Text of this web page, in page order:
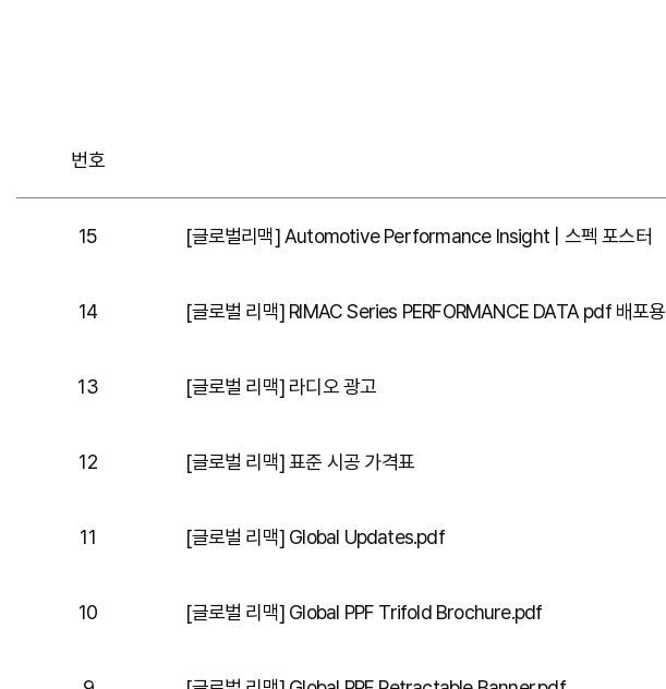
번호
15 [글로벌리맥] Automotive Performance Insight | 스펙 포스터
14 [글로벌 리맥] RIMAC Series PERFORMANCE DATA pdf 배포용
13 [글로벌 리맥] 라디오 광고
12 [글로벌 리맥] 표준 시공 가격표
11 [글로벌 리맥] Global Updates.pdf
10 [글로벌 리맥] Global PPF Trifold Brochure.pdf